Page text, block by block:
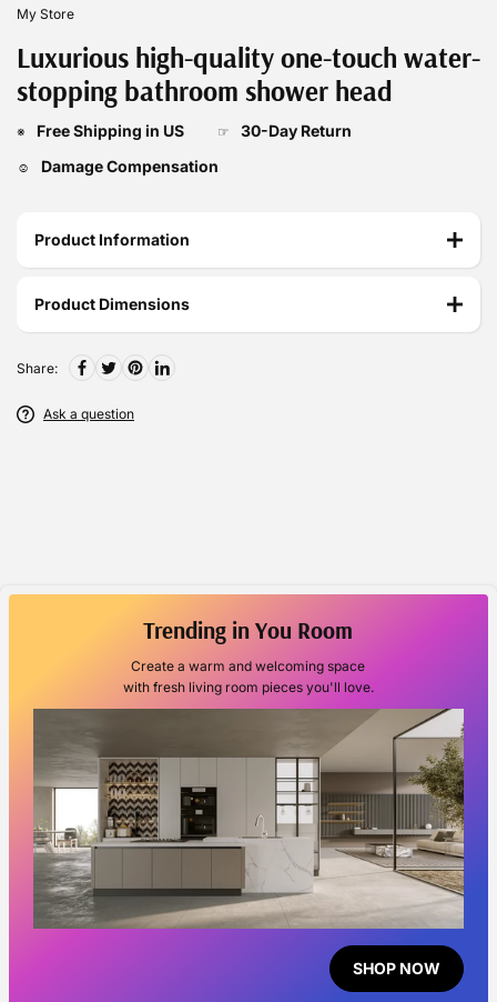
My Store
Luxurious high-quality one-touch water-
stopping bathroom shower head
※ Free Shipping in US ☞ 30-Day Return
☺ Damage Compensation
Product Information
Product Dimensions
Share:
Ask a question
Trending in You Room
Create a warm and welcoming space
with fresh living room pieces you'll love.
SHOP NOW